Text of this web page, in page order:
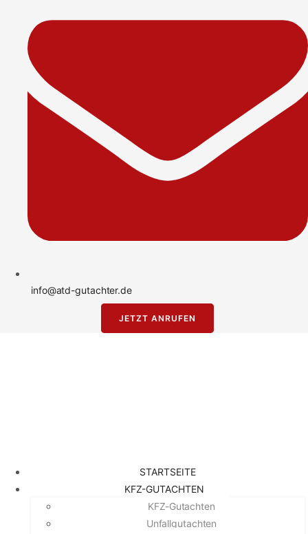
info@atd-gutachter.de
JETZT ANRUFEN
STARTSEITE
KFZ-GUTACHTEN
KFZ-Gutachten
Unfallgutachten